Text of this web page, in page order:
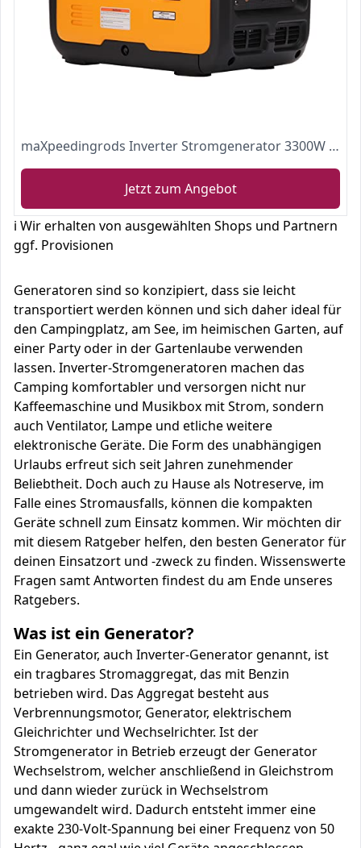
maXpeedingrods Inverter Stromgenerator 3300W Benzin 4 Takt mit USB und 230 V Steckdosen Superleise und leicht als Notstromaggregat für Camping Reise Garage Wohnwagen Baustelle
Jetzt zum Angebot
ℹ️ Wir erhalten von ausgewählten Shops und Partnern
ggf. Provisionen
Generatoren sind so konzipiert, dass sie leicht
transportiert werden können und sich daher ideal für
den Campingplatz, am See, im heimischen Garten, auf
einer Party oder in der Gartenlaube verwenden
lassen. Inverter-Stromgeneratoren machen das
Camping komfortabler und versorgen nicht nur
Kaffeemaschine und Musikbox mit Strom, sondern
auch Ventilator, Lampe und etliche weitere
elektronische Geräte. Die Form des unabhängigen
Urlaubs erfreut sich seit Jahren zunehmender
Beliebtheit. Doch auch zu Hause als Notreserve, im
Falle eines Stromausfalls, können die kompakten
Geräte schnell zum Einsatz kommen. Wir möchten dir
mit diesem Ratgeber helfen, den besten Generator für
deinen Einsatzort und -zweck zu finden. Wissenswerte
Fragen samt Antworten findest du am Ende unseres
Ratgebers.
Was ist ein Generator?
Ein Generator, auch Inverter-Generator genannt, ist
ein tragbares Stromaggregat, das mit Benzin
betrieben wird. Das Aggregat besteht aus
Verbrennungsmotor, Generator, elektrischem
Gleichrichter und Wechselrichter. Ist der
Stromgenerator in Betrieb erzeugt der Generator
Wechselstrom, welcher anschließend in Gleichstrom
und dann wieder zurück in Wechselstrom
umgewandelt wird. Dadurch entsteht immer eine
exakte 230-Volt-Spannung bei einer Frequenz von 50